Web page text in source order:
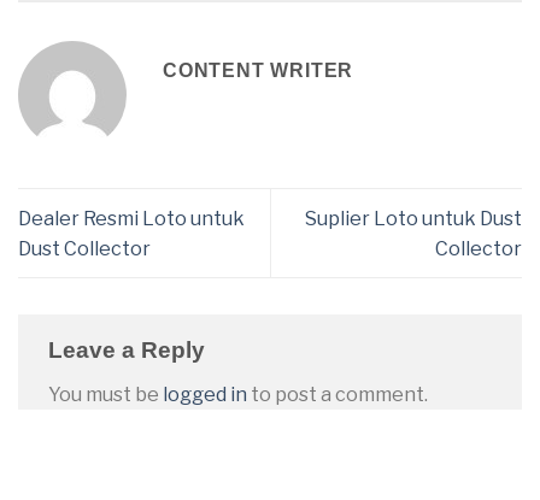
CONTENT WRITER
Dealer Resmi Loto untuk
Dust Collector
Suplier Loto untuk Dust
Collector
Leave a Reply
You must be logged in to post a comment.